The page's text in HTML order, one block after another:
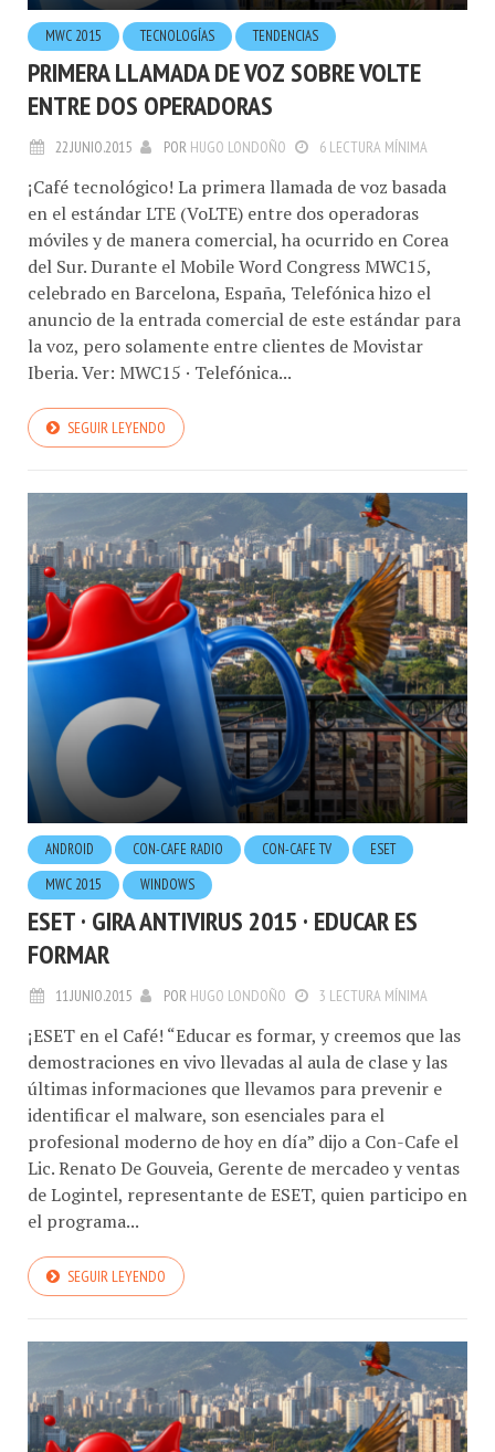
MWC 2015 TECNOLOGÍ­AS TENDENCIAS
PRIMERA LLAMADA DE VOZ SOBRE VOLTE
ENTRE DOS OPERADORAS
22.JUNIO.2015 POR HUGO LONDOÑO 6 LECTURA MÍNIMA
¡Café tecnológico! La primera llamada de voz basada
en el estándar LTE (VoLTE) entre dos operadoras
móviles y de manera comercial, ha ocurrido en Corea
del Sur. Durante el Mobile Word Congress MWC15,
celebrado en Barcelona, España, Telefónica hizo el
anuncio de la entrada comercial de este estándar para
la voz, pero solamente entre clientes de Movistar
Iberia. Ver: MWC15 · Telefónica...
SEGUIR LEYENDO
ANDROID CON-CAFE RADIO CON-CAFE TV
ESET
MWC 2015
WINDOWS
ESET · GIRA ANTIVIRUS 2015 · EDUCAR ES
FORMAR
11.JUNIO.2015 POR HUGO LONDOÑO 3 LECTURA MÍNIMA
¡ESET en el Café! “Educar es formar, y creemos que las
demostraciones en vivo llevadas al aula de clase y las
últimas informaciones que llevamos para prevenir e
identificar el malware, son esenciales para el
profesional moderno de hoy en día” dijo a Con-Cafe el
Lic. Renato De Gouveia, Gerente de mercadeo y ventas
de Logintel, representante de ESET, quien participo en
el programa...
SEGUIR LEYENDO